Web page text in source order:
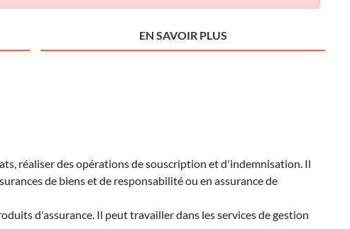
EN SAVOIR PLUS
réaliser des opérations de souscription et d'indemnisation. Il
de biens et de responsabilité ou en assurance de
d'assurance. Il peut travailler dans les services de gestion